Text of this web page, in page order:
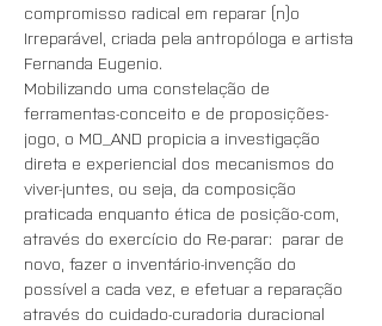
compromisso radical em reparar (n)o
Irreparável, criada pela antropóloga e artista
Fernanda Eugenio.
Mobilizando uma constelação de
ferramentas-conceito e de proposições-
jogo, o MO_AND propicia a investigação
direta e experiencial dos mecanismos do
viver-juntes, ou seja, da composição
praticada enquanto ética de posição-com,
através do exercício do Re-parar:  parar de
novo, fazer o inventário-invenção do
possível a cada vez, e efetuar a reparação
através do cuidado-curadoria duracional